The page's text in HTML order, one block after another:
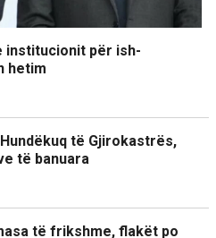
institucionit për ish-
hetim
të Gjirokastrës,
të banuara
të frikshme, flakët po